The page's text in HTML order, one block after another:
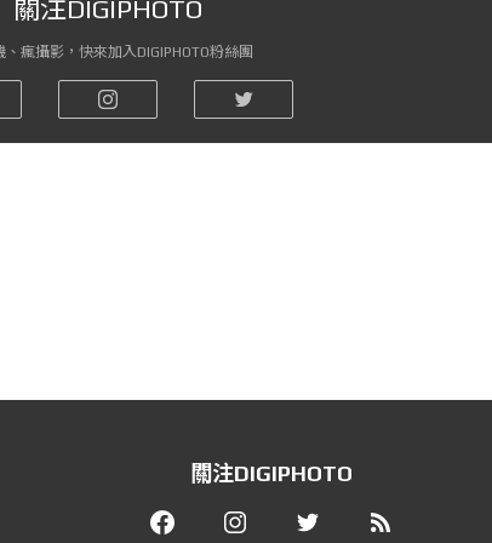
關注DIGIPHOTO
、瘋攝影，快來加入DIGIPHOTO粉絲團
關注DIGIPHOTO